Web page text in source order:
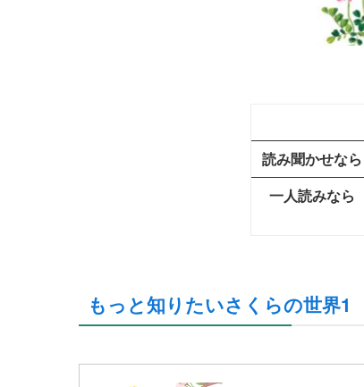
読み聞かせなら
一人読みなら
もっと知りたいさくらの世界